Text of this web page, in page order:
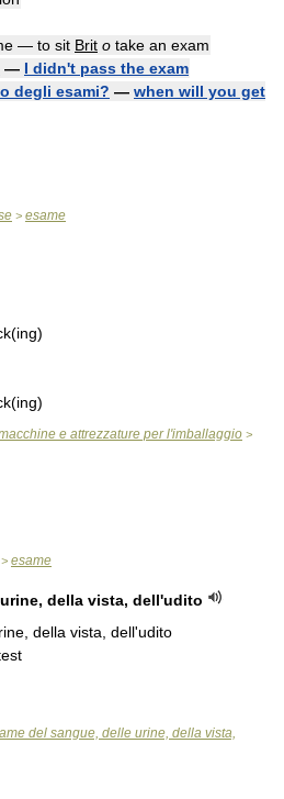
— to sit Brit o take an exam
— I didn't pass the exam
degli esami? — when will you get
> esame
e attrezzature per l'imballaggio >
> esame
della vista, dell'udito
della vista, dell'udito
del sangue, delle urine, della vista,